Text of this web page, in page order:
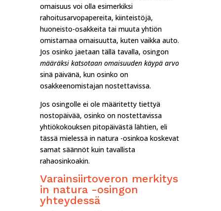
omaisuus voi olla esimerkiksi
rahoitusarvopapereita, kiinteistöjä,
huoneisto-osakkeita tai muuta yhtiön
omistamaa omaisuutta, kuten vaikka auto.
Jos osinko jaetaan tällä tavalla, osingon
määräksi katsotaan omaisuuden käypä arvo
sinä päivänä, kun osinko on
osakkeenomistajan nostettavissa.
Jos osingolle ei ole määritetty tiettyä
nostopäivää, osinko on nostettavissa
yhtiökokouksen pitopäivästä lähtien, eli
tässä mielessä in natura -osinkoa koskevat
samat säännöt kuin tavallista
rahaosinkoakin.
Varainsiirtoveron merkitys
in natura -osingon
yhteydessä